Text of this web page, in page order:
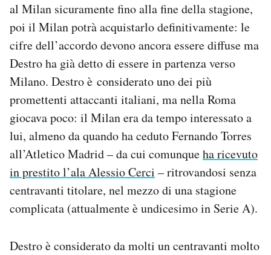
Area Personale
Newsletter
Notifiche mobile
Esci
al Milan sicuramente fino alla fine della stagione,
poi il Milan potrà acquistarlo definitivamente: le
cifre dell’accordo devono ancora essere diffuse ma
Destro ha già detto di essere in partenza verso
Milano. Destro è considerato uno dei più
promettenti attaccanti italiani, ma nella Roma
giocava poco: il Milan era da tempo interessato a
lui, almeno da quando ha ceduto Fernando Torres
all’Atletico Madrid – da cui comunqueha ricevuto
in prestito l’ala Alessio Cerci – ritrovandosi senza
centravanti titolare, nel mezzo di una stagione
complicata (attualmente è undicesimo in Serie A).
Destro è considerato da molti un centravanti molto